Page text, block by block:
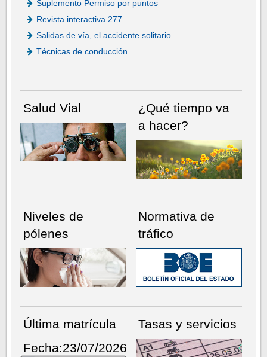
Suplemento Permiso por puntos
Revista interactiva 277
Salidas de vía, el accidente solitario
Técnicas de conducción
Salud Vial
¿Qué tiempo va
a hacer?
Niveles de
pólenes
Normativa de
tráfico
Última matrícula
Fecha:23/07/2026
Tasas y servicios